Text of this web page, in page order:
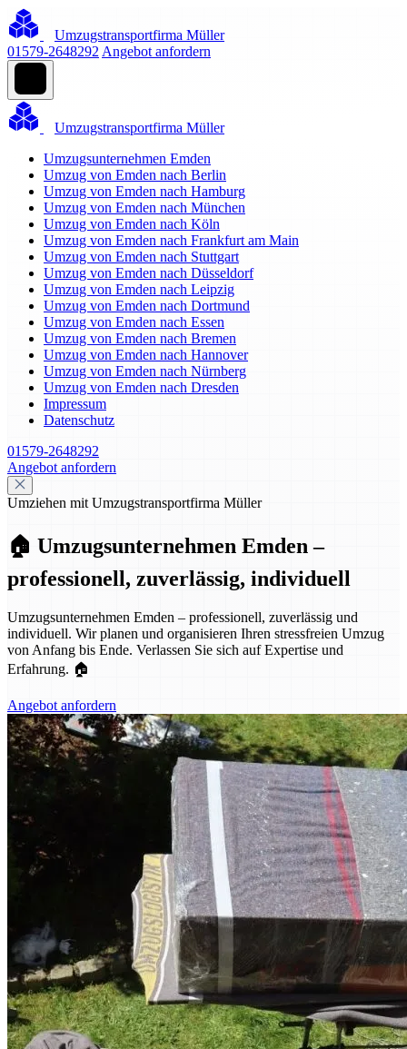
Umzugstransportfirma Müller
01579-2648292 Angebot anfordern
Umzugstransportfirma Müller
Umzugsunternehmen Emden
Umzug von Emden nach Berlin
Umzug von Emden nach Hamburg
Umzug von Emden nach München
Umzug von Emden nach Köln
Umzug von Emden nach Frankfurt am Main
Umzug von Emden nach Stuttgart
Umzug von Emden nach Düsseldorf
Umzug von Emden nach Leipzig
Umzug von Emden nach Dortmund
Umzug von Emden nach Essen
Umzug von Emden nach Bremen
Umzug von Emden nach Hannover
Umzug von Emden nach Nürnberg
Umzug von Emden nach Dresden
Impressum
Datenschutz
01579-2648292
Angebot anfordern
Umziehen mit Umzugstransportfirma Müller
🏠 Umzugsunternehmen Emden –
professionell, zuverlässig, individuell
Umzugsunternehmen Emden – professionell, zuverlässig und
individuell. Wir planen und organisieren Ihren stressfreien Umzug
von Anfang bis Ende. Verlassen Sie sich auf Expertise und
Erfahrung. 🏠
Angebot anfordern